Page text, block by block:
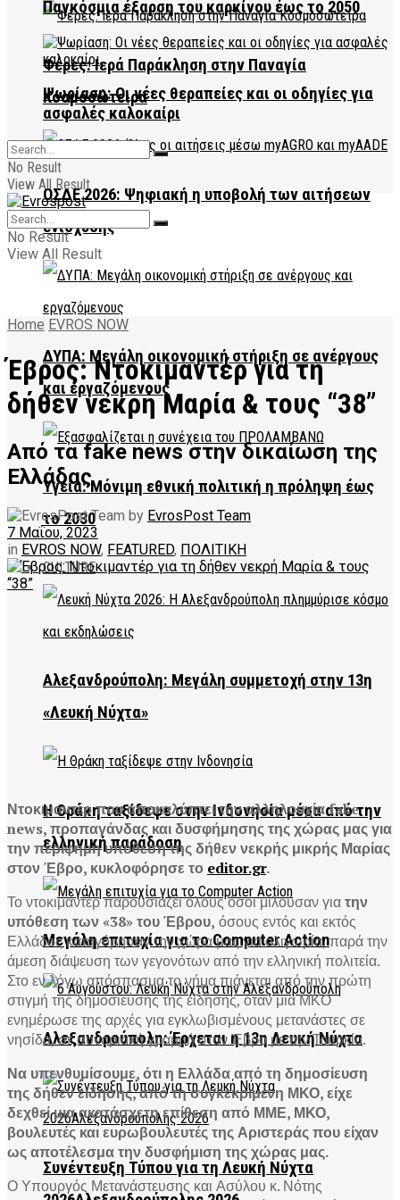
Φέρες: Ιερά Παράκληση στην Παναγία
Κοσμοσώτειρα
ΟΣΔΕ 2026: Ψηφιακή η υποβολή των αιτήσεων
ενίσχυσης
ΔΥΠΑ: Μεγάλη οικονομική στήριξη σε ανέργους
και εργαζόμενους
Υγεία: Μόνιμη εθνική πολιτική η πρόληψη έως
το 2030
CULTURE
Αλεξανδρούπολη: Μεγάλη συμμετοχή στην 13η
«Λευκή Νύχτα»
Η Θράκη ταξίδεψε στην Ινδονησία μέσα από την
ελληνική παράδοση
Μεγάλη επιτυχία για το Computer Action
Αλεξανδρούπολη: Έρχεται η 13η Λευκή Νύχτα
Συνέντευξη Τύπου για τη Λευκή Νύχτα
Παγκόσμια έξαρση του καρκίνου έως το 2050
Ψωρίαση: Οι νέες θεραπείες και οι οδηγίες για
ασφαλές καλοκαίρι
No Result
View All Result
No Result
View All Result
Home EVROS NOW
Έβρος: Ντοκιμαντέρ για τη
δήθεν νεκρή Μαρία & τους “38”
Από τα fake news στην δικαίωση της
Ελλάδας
by EvrosPost Team
7 Μαΐου, 2023
in EVROS NOW, FEATURED, ΠΟΛΙΤΙΚΗ
Ντοκιμαντέρ που αποκαλύπτει την αλληλουχία fake
news, προπαγάνδας και δυσφήμησης της χώρας μας για
την περίφημη υπόθεση της δήθεν νεκρής μικρής Μαρίας
στον Έβρο, κυκλοφόρησε το editor.gr.
Το ντοκιμαντέρ παρουσιάζει όλους όσοι μιλούσαν γιατην
υπόθεση των «38» του Έβρου, όσους εντός και εκτός
Ελλάδος κατηγόρησαν την χώρα μας για ολιγωρία, παρά την
άμεση διάψευση των γεγονότων από την ελληνική πολιτεία.
Στο εν λόγω απόσπασμα το νήμα πιάνεται από την πρώτη
στιγμή της δημοσίευσης της είδησης, όταν μια ΜΚΟ
ενημέρωσε της αρχές για εγκλωβισμένους μετανάστες σε
νησίδα, σε συνοριακή γραμμή στον Έβρο με την Τουρκία.
Να υπενθυμίσουμε, ότι η Ελλάδα από τη δημοσίευση
της δήθεν είδησης, από τη συγκεκριμένη ΜΚΟ, είχε
δεχθεί μια ακατάσχετη επίθεση από ΜΜΕ, ΜΚΟ,
βουλευτές και ευρωβουλευτές της Αριστεράς που είχαν
ως αποτέλεσμα την δυσφήμιση της χώρας μας.
Ο Υπουργός Μετανάστευσης και Ασύλου κ. Νότης